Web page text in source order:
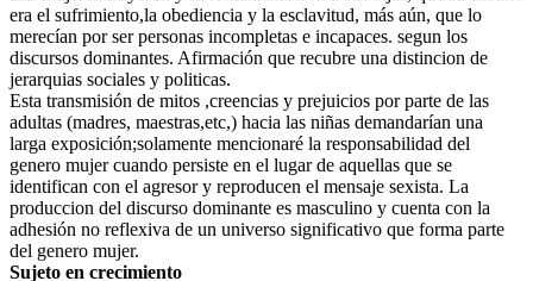
era el sufrimiento,la obediencia y la esclavitud, más aún, que lo
merecían por ser personas incompletas e incapaces. segun los
discursos dominantes. Afirmación que recubre una distincion de
jerarquias sociales y politicas.
Esta transmisión de mitos ,creencias y prejuicios por parte de las
adultas (madres, maestras,etc,) hacia las niñas demandarían una
larga exposición;solamente mencionaré la responsabilidad del
genero mujer cuando persiste en el lugar de aquellas que se
identifican con el agresor y reproducen el mensaje sexista. La
produccion del discurso dominante es masculino y cuenta con la
adhesión no reflexiva de un universo significativo que forma parte
del genero mujer.
Sujeto en crecimiento